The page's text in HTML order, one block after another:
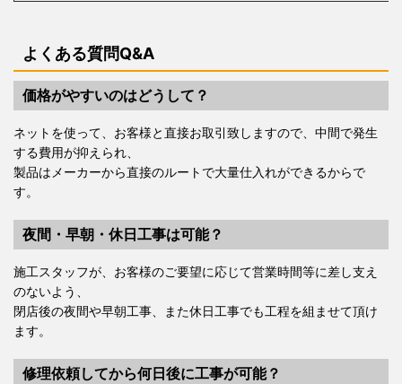
よくある質問Q&A
価格がやすいのはどうして？
ネットを使って、お客様と直接お取引致しますので、中間で発生
する費用が抑えられ、
製品はメーカーから直接のルートで大量仕入れができるからで
す。
夜間・早朝・休日工事は可能？
施工スタッフが、お客様のご要望に応じて営業時間等に差し支え
のないよう、
閉店後の夜間や早朝工事、また休日工事でも工程を組ませて頂け
ます。
修理依頼してから何日後に工事が可能？